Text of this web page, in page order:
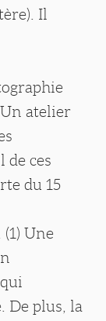
Il
atelier
de ces
du 15
Une
De plus, la